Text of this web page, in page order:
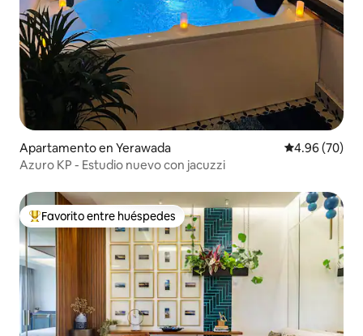
Apartamento en Yerawada Calificación
4.96 (70)
Azuro KP - Estudio nuevo con jacuzzi
Favorito entre huéspedes preferido
Favorito entre huéspedes